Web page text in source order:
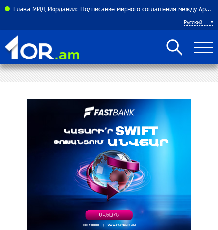
Глава МИД Иордании: Подписание мирного соглашения между Арменией и Азербайджаном близко
Русский